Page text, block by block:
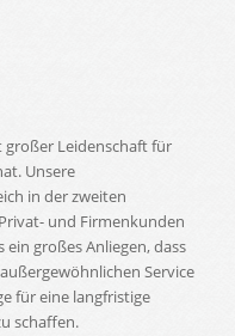
großer Leidenschaft für
Unsere
in der zweiten
und Firmenkunden
ein großes Anliegen, dass
Service
für eine langfristige
schaffen.